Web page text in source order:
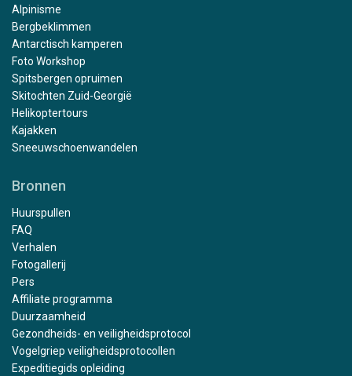
Alpinisme
Bergbeklimmen
Antarctisch kamperen
Foto Workshop
Spitsbergen opruimen
Skitochten Zuid-Georgië
Helikoptertours
Kajakken
Sneeuwschoenwandelen
Bronnen
Huurspullen
FAQ
Verhalen
Fotogallerij
Pers
Affiliate programma
Duurzaamheid
Gezondheids- en veiligheidsprotocol
Vogelgriep veiligheidsprotocollen
Expeditiegids opleiding